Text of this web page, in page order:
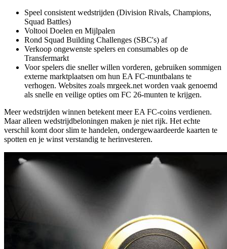
Speel consistent wedstrijden (Division Rivals, Champions,
Squad Battles)
Voltooi Doelen en Mijlpalen
Rond Squad Building Challenges (SBC's) af
Verkoop ongewenste spelers en consumables op de
Transfermarkt
Voor spelers die sneller willen vorderen, gebruiken sommigen
externe marktplaatsen om hun EA FC-muntbalans te
verhogen. Websites zoals mrgeek.net worden vaak genoemd
als snelle en veilige opties om FC 26-munten te krijgen.
Meer wedstrijden winnen betekent meer EA FC-coins verdienen.
Maar alleen wedstrijdbeloningen maken je niet rijk. Het echte
verschil komt door slim te handelen, ondergewaardeerde kaarten te
spotten en je winst verstandig te herinvesteren.